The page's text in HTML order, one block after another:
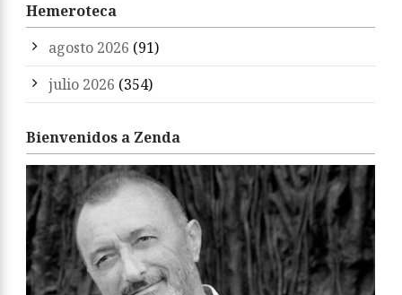
Hemeroteca
agosto 2026 (91)
julio 2026 (354)
Bienvenidos a Zenda